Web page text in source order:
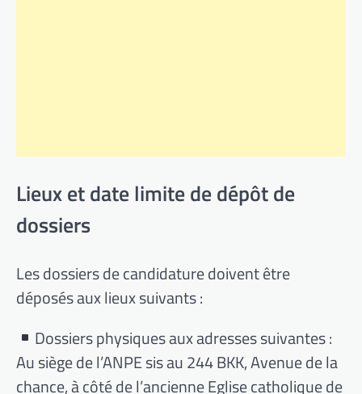
Lieux et date limite de dépôt de
dossiers
Les dossiers de candidature doivent être
déposés aux lieux suivants :
Dossiers physiques aux adresses suivantes :
Au siège de l’ANPE sis au 244 BKK, Avenue de la
chance, à côté de l’ancienne Eglise catholique de